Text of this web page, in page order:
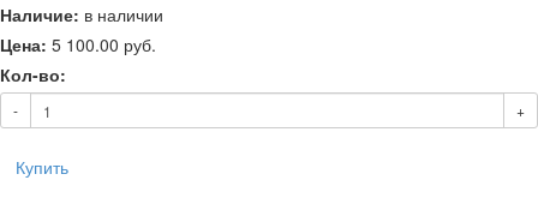
Наличие: в наличии
Цена: 5 100.00 руб.
Кол-во:
- +
Купить